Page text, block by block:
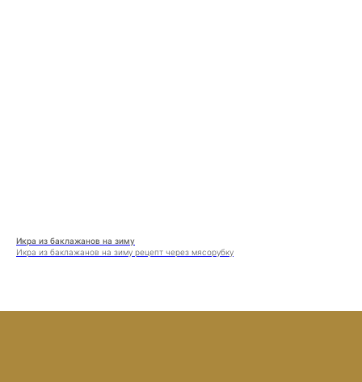
Икра из баклажанов на зиму
Икра из баклажанов на зиму рецепт через мясорубку